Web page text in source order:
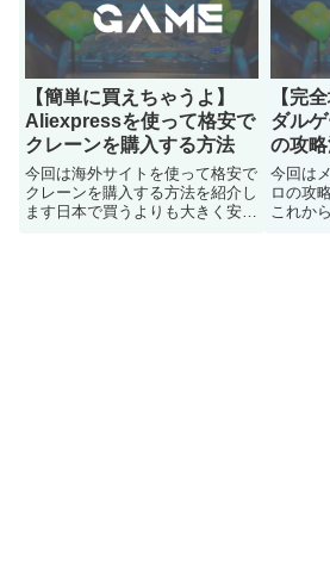
【簡単に買えちゃうよ】
Aliexpressを使って格安で
クレーンを購入する方法
今回は海外サイトを使って格安で
クレーンを購入する方法を紹介し
ます日本で買うよりも大きく安く
【完
ダル
の攻
今回は
ロの攻
これか